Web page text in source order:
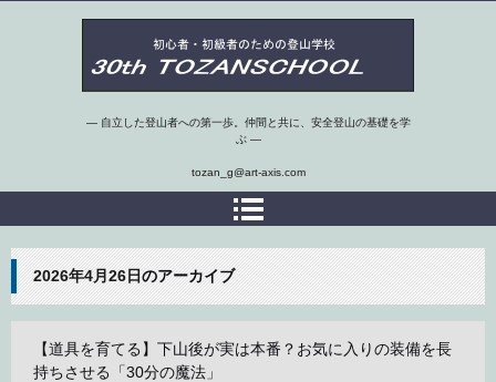
― 自立した登山者への第一歩。仲間と共に、安全登山の基礎を学
ぶ ―
tozan_g@art-axis.com
2026年4月26日のアーカイブ
【道具を育てる】下山後が実は本番？お気に入りの装備を長
持ちさせる「30分の魔法」